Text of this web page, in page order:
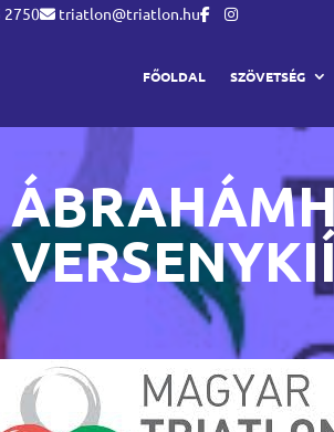
2750 triatlon@triatlon.hu
FŐOLDAL SZÖVETSÉG